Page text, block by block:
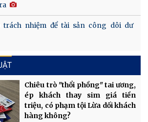
trách nhiệm để tài sản công dôi dư
Chiêu trò "thổi phồng" tai ương,
ép khách thay sim giá tiền
triệu, có phạm tội Lừa dối khách
hàng không?